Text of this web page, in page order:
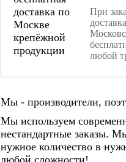
При
любой
Мы - производители,
Мы используем
нестандартные заказы.
нужное количество в
любой сложности!